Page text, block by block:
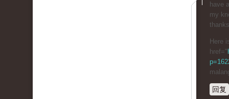
have
my
Here
href="
回复